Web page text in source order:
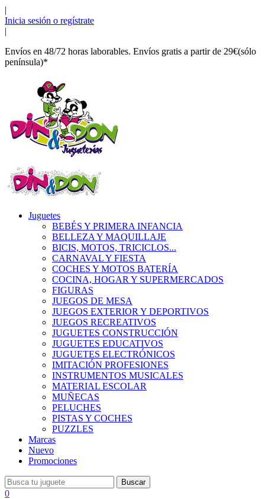
|
Inicia sesión o regístrate
|
Envíos en 48/72 horas laborables. Envíos gratis a partir de 29€(sólo
península)*
Juguetes
BEBÉS Y PRIMERA INFANCIA
BELLEZA Y MAQUILLAJE
BICIS, MOTOS, TRICICLOS...
CARNAVAL Y FIESTA
COCHES Y MOTOS BATERÍA
COCINA, HOGAR Y SUPERMERCADOS
FIGURAS
JUEGOS DE MESA
JUEGOS EXTERIOR Y DEPORTIVOS
JUEGOS RECREATIVOS
JUGUETES CONSTRUCCIÓN
JUGUETES EDUCATIVOS
JUGUETES ELECTRÓNICOS
IMITACIÓN PROFESIONES
INSTRUMENTOS MUSICALES
MATERIAL ESCOLAR
MUÑECAS
PELUCHES
PISTAS Y COCHES
PUZZLES
Marcas
Nuevo
Promociones
Buscar
0